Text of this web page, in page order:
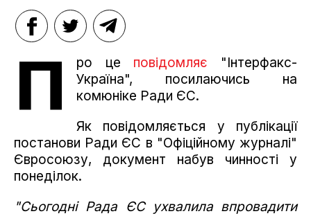
П ро це повідомляє "Інтерфакс-
Україна", посилаючись на
комюніке Ради ЄС.
Як повідомляється у публікації
постанови Ради ЄС в "Офіційному журналі"
Євросоюзу, документ набув чинності у
понеділок.
"Сьогодні Рада ЄС ухвалила впровадити